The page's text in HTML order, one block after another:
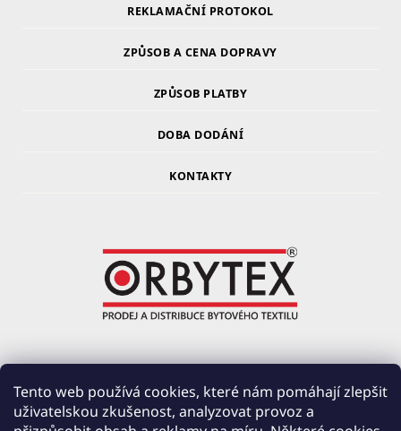
Tento web používá cookies, které nám pomáhají zlepšit
uživatelskou zkušenost, analyzovat provoz a
REKLAMAČNÍ PROTOKOL
ZPŮSOB A CENA DOPRAVY
ZPŮSOB PLATBY
DOBA DODÁNÍ
KONTAKTY
PRŮMYSLOVÁ 220, ČERVENÉ ZÁHOŘÍ